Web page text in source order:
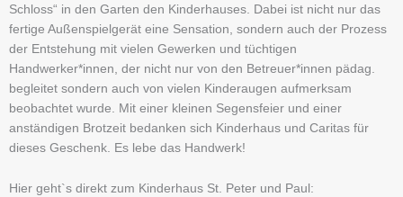
Schloss“ in den Garten den Kinderhauses. Dabei ist nicht nur das
fertige Außenspielgerät eine Sensation, sondern auch der Prozess
der Entstehung mit vielen Gewerken und tüchtigen
Handwerker*innen, der nicht nur von den Betreuer*innen pädag.
begleitet sondern auch von vielen Kinderaugen aufmerksam
beobachtet wurde. Mit einer kleinen Segensfeier und einer
anständigen Brotzeit bedanken sich Kinderhaus und Caritas für
dieses Geschenk. Es lebe das Handwerk!
Hier geht`s direkt zum Kinderhaus St. Peter und Paul: